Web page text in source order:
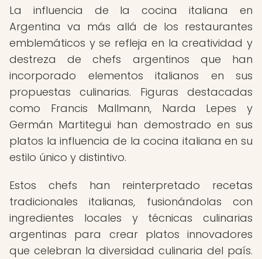
La influencia de la cocina italiana en
Argentina va más allá de los restaurantes
emblemáticos y se refleja en la creatividad y
destreza de chefs argentinos que han
incorporado elementos italianos en sus
propuestas culinarias. Figuras destacadas
como Francis Mallmann, Narda Lepes y
Germán Martitegui han demostrado en sus
platos la influencia de la cocina italiana en su
estilo único y distintivo.
Estos chefs han reinterpretado recetas
tradicionales italianas, fusionándolas con
ingredientes locales y técnicas culinarias
argentinas para crear platos innovadores
que celebran la diversidad culinaria del país.